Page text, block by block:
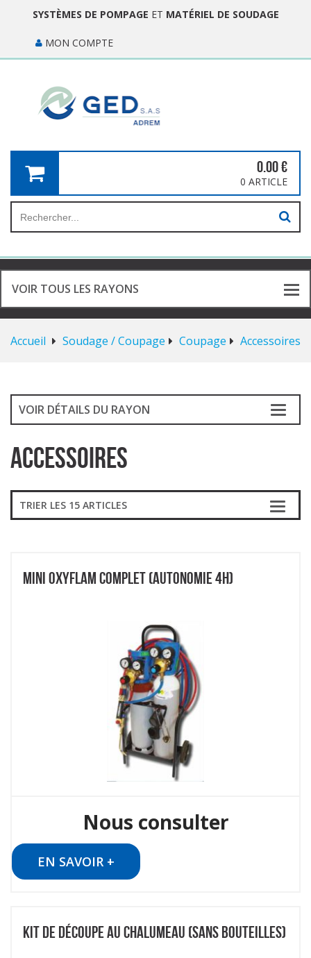
SYSTÈMES DE POMPAGE ET MATÉRIEL DE SOUDAGE
MON COMPTE
0.00€
0 ARTICLE
VOIR TOUS LES RAYONS
Accueil Soudage / Coupage Coupage Accessoires
VOIR DÉTAILS DU RAYON
Accessoires
TRIER LES 15 ARTICLES
MINI OXYFLAM COMPLET (AUTONOMIE 4H)
Nous consulter
EN SAVOIR +
KIT DE DÉCOUPE AU CHALUMEAU (SANS BOUTEILLES)